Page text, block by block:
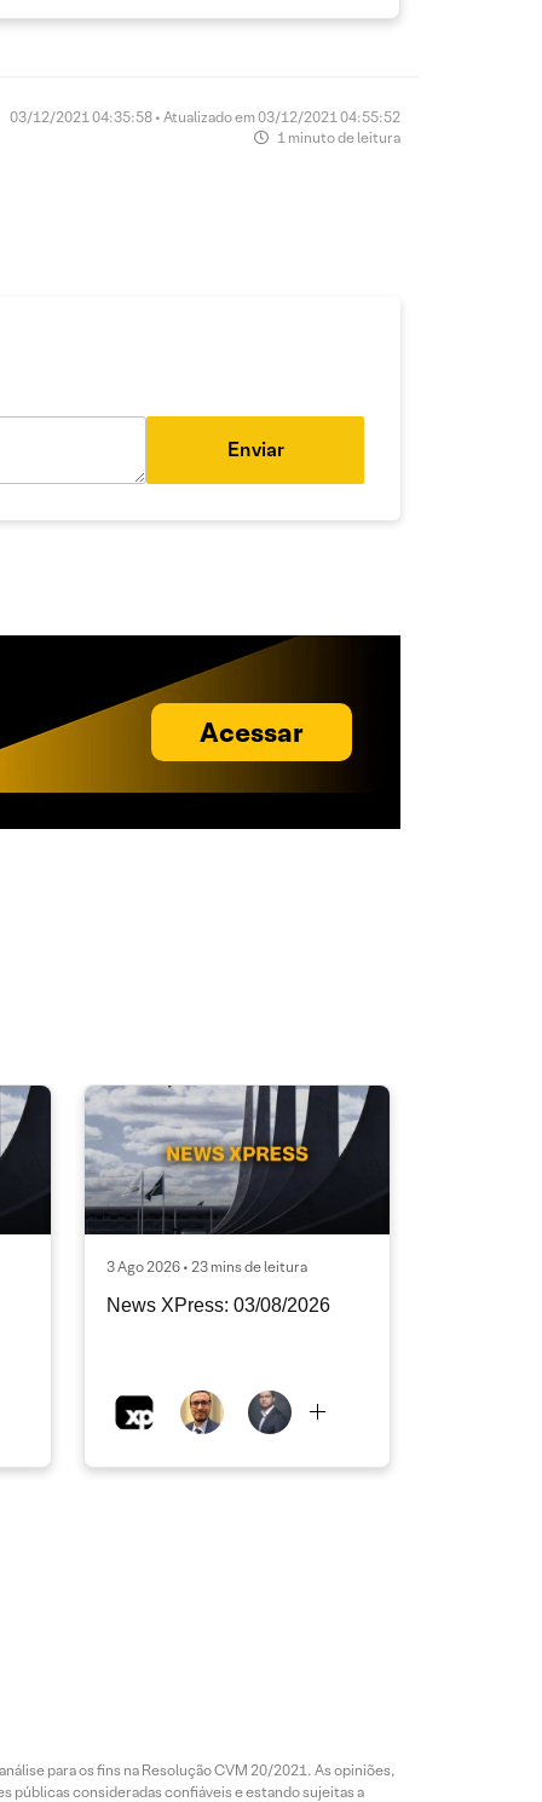
03/12/2021 04:35:58 • Atualizado em 03/12/2021 04:55:52
1 minuto de leitura
Enviar
Acessar
3 Ago 2026 • 23 mins de leitura
News XPress: 03/08/2026
para os fins na Resolução CVM 20/2021. As opiniões,
públicas consideradas confiáveis e estando sujeitas a